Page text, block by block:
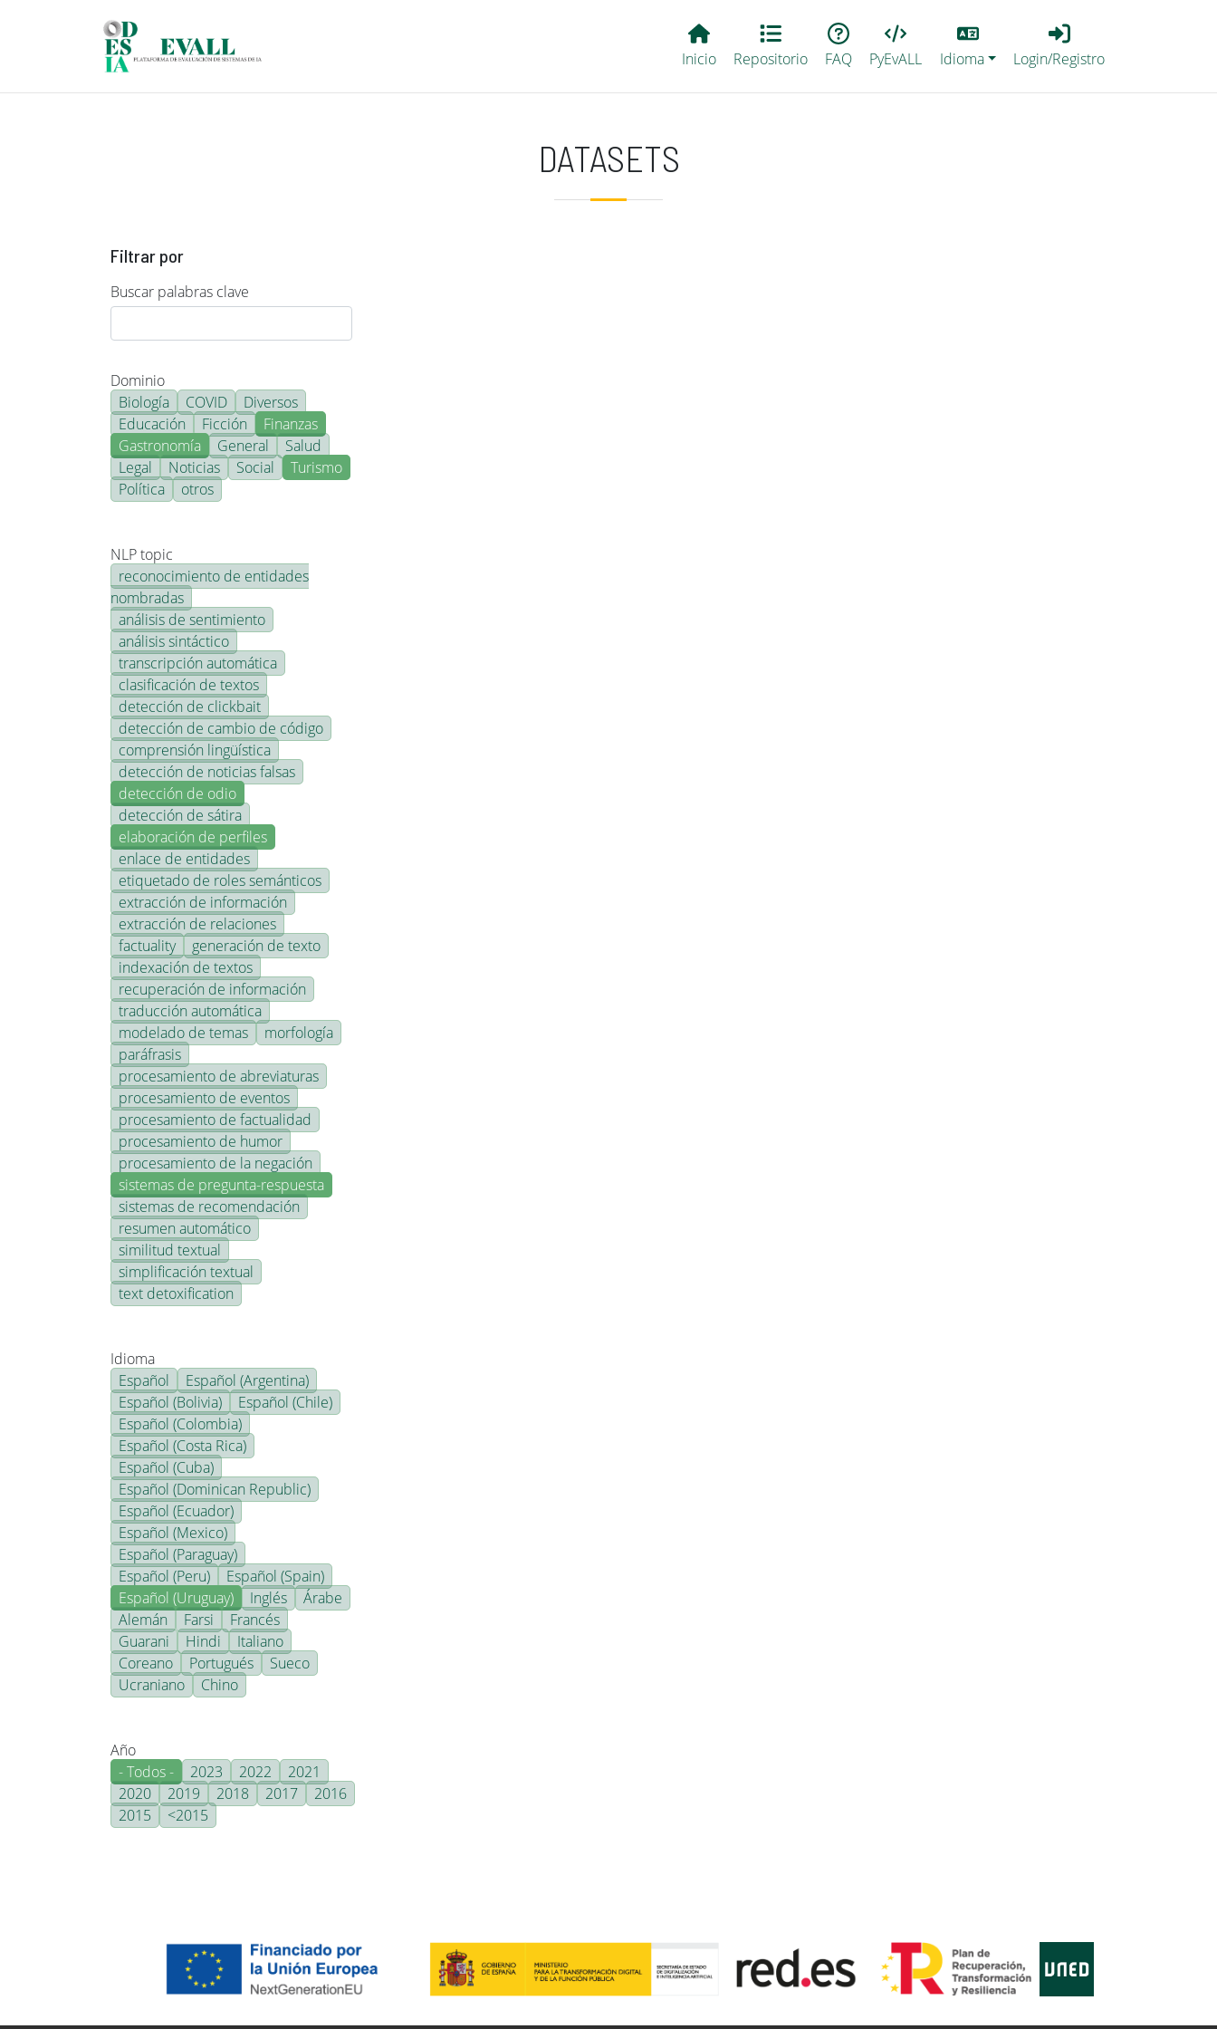
Main EvALL
Inicio Repositorio FAQ PyEvALL
Lang
Idioma
Login_Registro
Login/Registro
DATASETS
Filtrar por
Buscar palabras clave
Dominio
Biología
COVID
Diversos
Educación
Ficción
Finanzas
Gastronomía
General
Salud
Legal
Noticias Social
Turismo
Política
otros
NLP topic
reconocimiento de entidades
nombradas
análisis de sentimiento
análisis sintáctico
transcripción automática
clasificación de textos
detección de clickbait
detección de cambio de código
comprensión lingüística
detección de noticias falsas
detección de odio
detección de sátira
elaboración de perfiles
enlace de entidades
etiquetado de roles semánticos
extracción de información
extracción de relaciones
factuality
generación de texto
indexación de textos
recuperación de información
traducción automática
modelado de temas
morfología
paráfrasis
procesamiento de abreviaturas
procesamiento de eventos
procesamiento de factualidad
procesamiento de humor
procesamiento de la negación
sistemas de pregunta-respuesta
sistemas de recomendación
resumen automático
similitud textual
simplificación textual
text detoxification
Idioma
Español
Español (Argentina)
Español (Bolivia)
Español (Chile)
Español (Colombia)
Español (Costa Rica)
Español (Cuba)
Español (Dominican Republic)
Español (Ecuador)
Español (Mexico)
Español (Paraguay)
Español (Peru)
Español (Spain)
Español (Uruguay)
Inglés
Árabe
Alemán
Farsi
Francés
Guarani
Hindi
Italiano
Coreano
Portugués
Sueco
Ucraniano
Chino
Año
- Todos -
2023 2022
2021
2020
2019 2018 2017
2016
2015
<2015